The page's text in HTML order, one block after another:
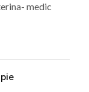
medic